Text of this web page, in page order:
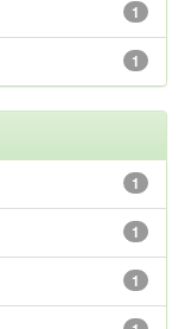
1
1
1
1
1